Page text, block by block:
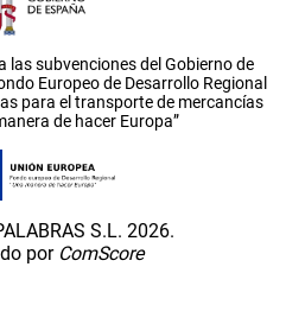
las subvenciones del Gobierno de
Europeo de Desarrollo Regional
para el transporte de mercancías
de hacer Europa”
S.L. 2026.
por ComScore